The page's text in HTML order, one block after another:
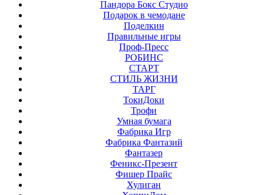
Пандора Бокс Студио
Подарок в чемодане
Поделкин
Правильные игры
Проф-Пресс
РОБИНС
СТАРТ
СТИЛЬ ЖИЗНИ
ТАРГ
ТокиДоки
Трофи
Умная бумага
Фабрика Игр
Фабрика Фантазий
Фантазер
Феникс-Презент
Фишер Прайс
Хулиган